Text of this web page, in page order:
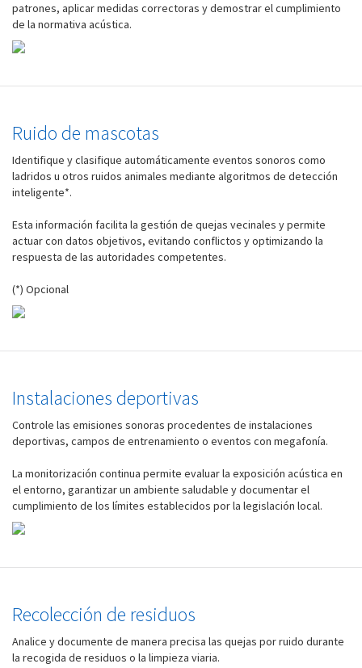
patrones, aplicar medidas correctoras y demostrar el cumplimiento
de la normativa acústica.
Ruido de mascotas
Identifique y clasifique automáticamente eventos sonoros como
ladridos u otros ruidos animales mediante algoritmos de detección
inteligente*.
Esta información facilita la gestión de quejas vecinales y permite
actuar con datos objetivos, evitando conflictos y optimizando la
respuesta de las autoridades competentes.
(*) Opcional
Instalaciones deportivas
Controle las emisiones sonoras procedentes de instalaciones
deportivas, campos de entrenamiento o eventos con megafonía.
La monitorización continua permite evaluar la exposición acústica en
el entorno, garantizar un ambiente saludable y documentar el
cumplimiento de los límites establecidos por la legislación local.
Recolección de residuos
Analice y documente de manera precisa las quejas por ruido durante
la recogida de residuos o la limpieza viaria.